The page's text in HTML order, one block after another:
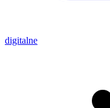
digitalne